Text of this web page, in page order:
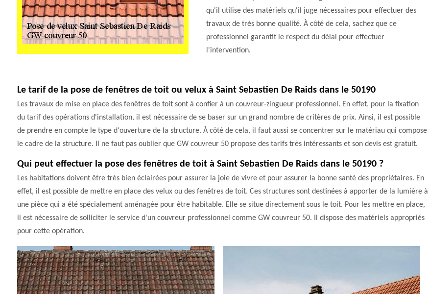
qu'il utilise des matériels qu'il juge nécessaires pour effectuer des
travaux de très bonne qualité. À côté de cela, sachez que ce
professionnel garantit le respect du délai pour effectuer
l'intervention.
Le tarif de la pose de fenêtres de toit ou velux à Saint Sebastien De Raids dans le 50190
Les travaux de mise en place des fenêtres de toit sont à confier à un couvreur-zingueur professionnel. En effet, pour la fixation
du tarif des opérations d'installation, il est nécessaire de se baser sur un grand nombre de critères de prix. Ainsi, il est possible
de prendre en compte le type d'ouverture de la structure. À côté de cela, il faut aussi se concentrer sur le matériau qui compose
le cadre de la structure. Il ne faut pas oublier que GW couvreur 50 propose des tarifs très intéressants et son devis est gratuit.
Qui peut effectuer la pose des fenêtres de toit à Saint Sebastien De Raids dans le 50190 ?
Les habitations doivent être très bien éclairées pour assurer la joie de vivre et pour assurer la bonne santé des propriétaires. En
effet, il est possible de mettre en place des velux ou des fenêtres de toit. Ces structures sont destinées à apporter de la lumière à
une pièce qui a été spécialement aménagée pour être habitable. Elle se situe directement sous le toit. Pour les mettre en place,
il est nécessaire de solliciter le service d'un couvreur professionnel comme GW couvreur 50. Il dispose des matériels appropriés
pour cette opération.